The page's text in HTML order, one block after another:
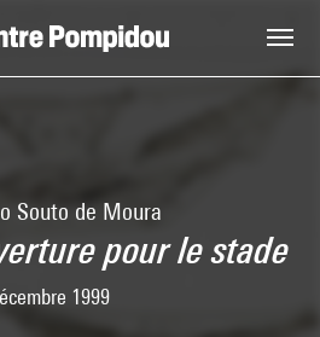
Souto de Moura
pour le stade
1999